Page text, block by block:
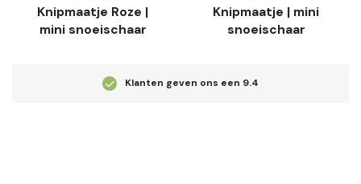
Knipmaatje Roze |
mini snoeischaar
Knipmaatje | mini
snoeischaar
Klanten geven ons een 9.4